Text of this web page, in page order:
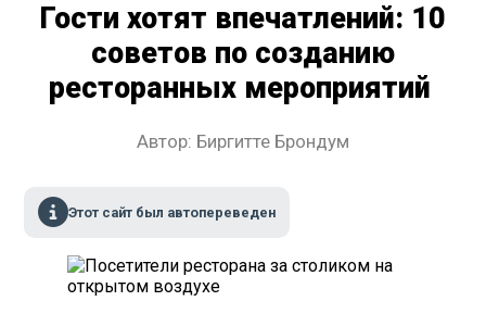
Гости хотят впечатлений: 10
советов по созданию
ресторанных мероприятий
Автор: Биргитте Брондум
Этот сайт был автопереведен